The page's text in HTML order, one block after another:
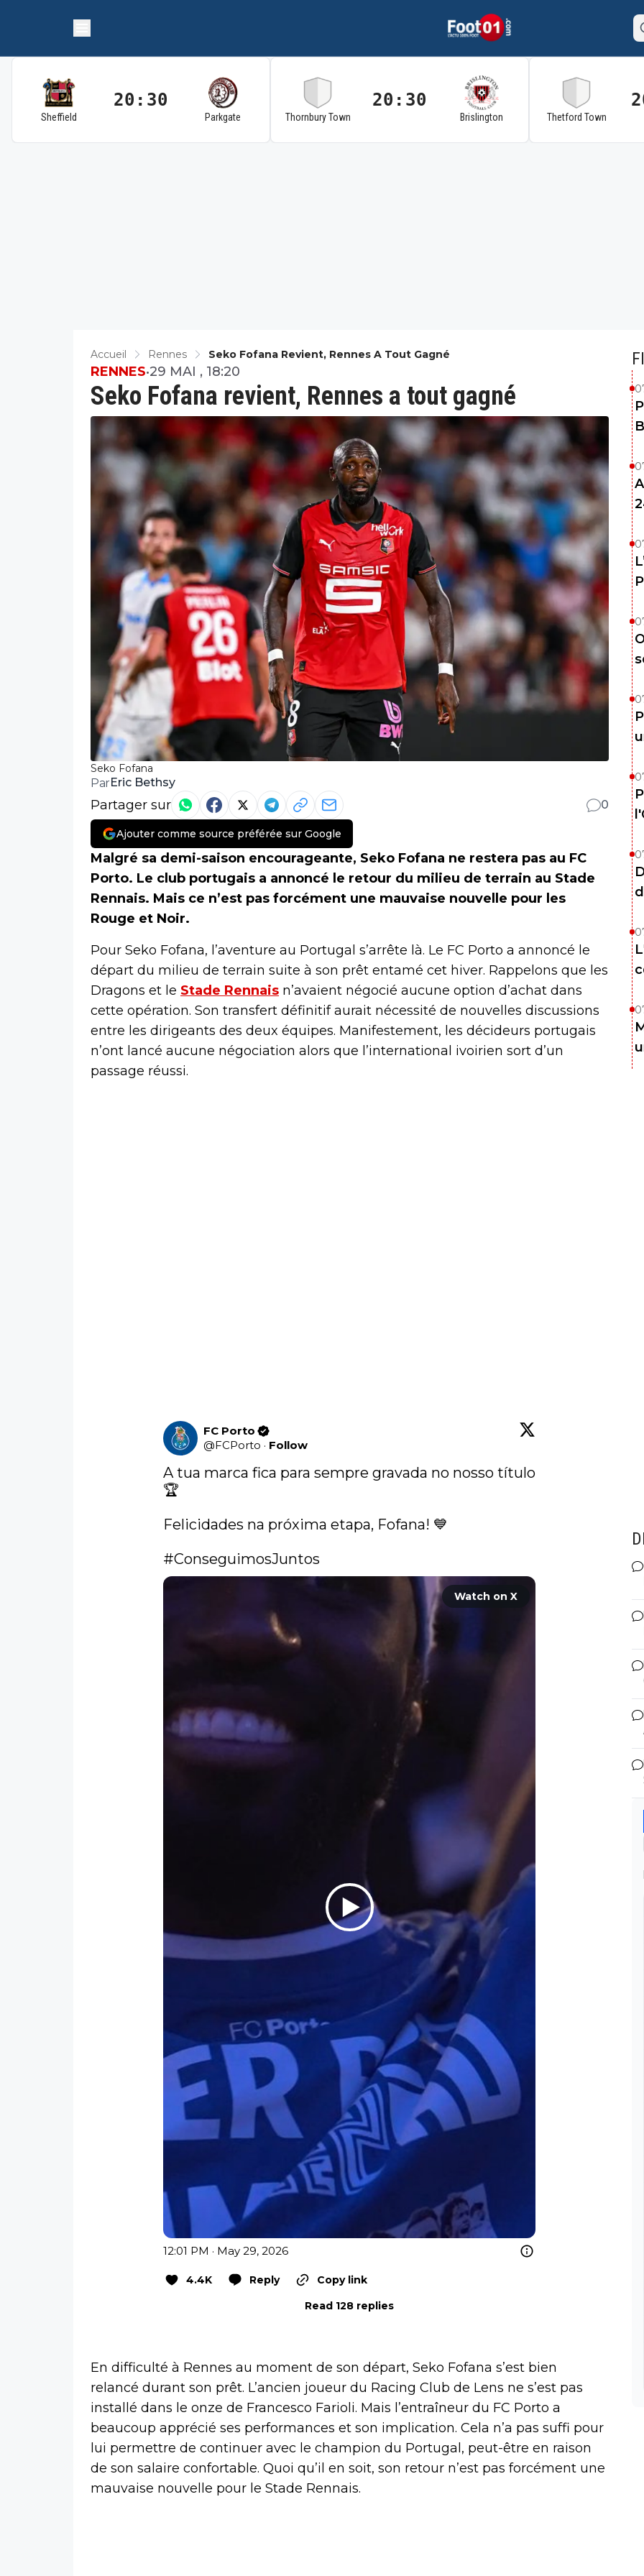
Sheffield
20:30
Parkgate Thornbury Town
20:30
Brislington Thetford Town
Accueil Rennes Seko Fofana Revient, Rennes A Tout Gagné
Seko Fofana
Seko Fofana revient, Rennes a tout gagné
RENNES•29 MAI , 18:20
ParEric Bethsy
Partager sur 0
Ajouter comme source préférée sur Google
Malgré sa demi-saison encourageante, Seko Fofana ne restera pas au FC
Porto. Le club portugais a annoncé le retour du milieu de terrain au Stade
Rennais. Mais ce n’est pas forcément une mauvaise nouvelle pour les
Rouge et Noir.
Pour Seko Fofana, l’aventure au Portugal s’arrête là. Le FC Porto a annoncé le
départ du milieu de terrain suite à son prêt entamé cet hiver. Rappelons que les
Dragons et le Stade Rennais n’avaient négocié aucune option d’achat dans
cette opération. Son transfert définitif aurait nécessité de nouvelles discussions
entre les dirigeants des deux équipes. Manifestement, les décideurs portugais
n’ont lancé aucune négociation alors que l’international ivoirien sort d’un
passage réussi.
FC Porto
@FCPorto · Follow
A tua marca fica para sempre gravada no nosso título
🏆
Felicidades na próxima etapa, Fofana! 💙
#ConseguimosJuntos
Watch on X
12:01 PM · May 29, 2026
4.4K Reply
Copy link
Read 128 replies
En difficulté à Rennes au moment de son départ, Seko Fofana s’est bien
relancé durant son prêt. L’ancien joueur du Racing Club de Lens ne s’est pas
installé dans le onze de Francesco Farioli. Mais l’entraîneur du FC Porto a
beaucoup apprécié ses performances et son implication. Cela n’a pas suffi pour
lui permettre de continuer avec le champion du Portugal, peut-être en raison
de son salaire confortable. Quoi qu’il en soit, son retour n’est pas forcément une
mauvaise nouvelle pour le Stade Rennais.